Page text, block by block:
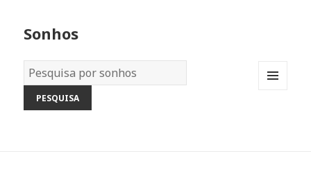
Sonhos
Dicionário
dos
Sonhos: